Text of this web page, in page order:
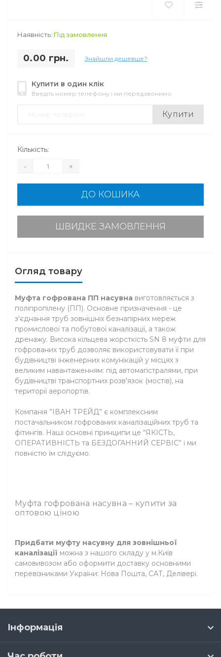
Наявність: Під замовлення
0.00 грн. Знайшли дешевше?
Купити в один клік
Введіть номер телефону і ми передзвонимо
Купити
Кількість:
- +
ДО КОШИКА
ШВИДКЕ ЗАМОВЛЕННЯ
Огляд товару
Муфта гофрована ПП насувна виготовляється з
поліпропілену (ПП). Основне призначення - це
з'єднання труб зовнішніх безнапірних мереж
промислової та побутової каналізації, а також
дренажу. Висока кільцева жорсткість SN 8 муфти для
гофрованих труб дозволяє використовувати її при
будівництві інженерних комунікацій у місцях з
великим навантаженням: під автомагістралями, при
будівництві транспортних розв'язок (мостів), на
території аеропортів.
Компанія ”ІВАН ТРЕЙД” є комплексним
постачальником гофрованих каналізаційних труб та
фітингів. Наші основні принципи це “ЯКІСТЬ,
ОПЕРАТИВНІСТЬ та БЕЗДОГАННИЙ СЕРВІС” і ми
повністю їм слідуємо.
Муфта гофрована насувна – купити за
оптовою ціною
Придбати муфту насувну для зовнішньої
каналізації можна з нашого складу у м.Київ
самовивозом або оформити доставку основними
перевізниками України: Нова Пошта, САТ, Делівері.
Інформація